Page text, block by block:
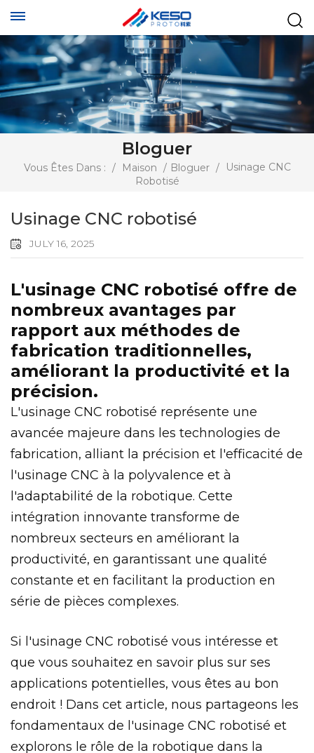
Bloguer
Vous Êtes Dans : / Maison / Bloguer /
Usinage CNC
Robotisé
Usinage CNC robotisé
JULY 16, 2025
L'usinage CNC robotisé offre de
nombreux avantages par
rapport aux méthodes de
fabrication traditionnelles,
améliorant la productivité et la
précision.
L'usinage CNC robotisé représente une
avancée majeure dans les technologies de
fabrication, alliant la précision et l'efficacité de
l'usinage CNC à la polyvalence et à
l'adaptabilité de la robotique. Cette
intégration innovante transforme de
nombreux secteurs en améliorant la
productivité, en garantissant une qualité
constante et en facilitant la production en
série de pièces complexes.
Si l'usinage CNC robotisé vous intéresse et
que vous souhaitez en savoir plus sur ses
applications potentielles, vous êtes au bon
endroit ! Dans cet article, nous partageons les
fondamentaux de l'usinage CNC robotisé et
explorons le rôle de la robotique dans la